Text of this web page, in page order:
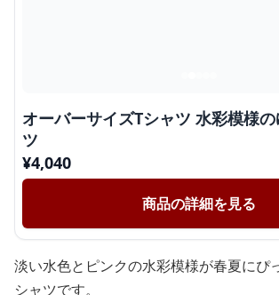
オーバーサイズTシャツ 水彩模様
ツ
¥4,040
商品の詳細を見る
淡い水色とピンクの水彩模様が春夏にぴ
シャツです。